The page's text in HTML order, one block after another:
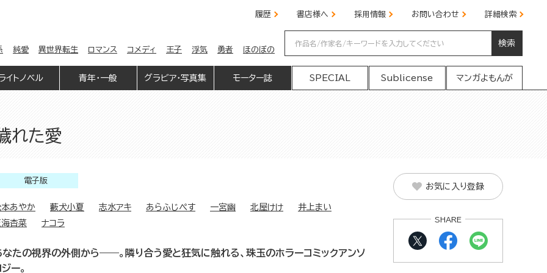
履歴 書店様へ 採用情報 お問い合わせ 詳細検索
純愛 異世界転生 ロマンス コメディ 王子 浮気 勇者 ほのぼの
検索
イトノベル 青年・一般 グラビア・写真集 モーター誌 SPECIAL Sublicense マンガよもんが
れた愛
電子版
あやか 藪犬小夏 志水アキ あらふじぺす 一宮幽 北屋けけ
井上まい
杏菜
ナコラ
なたの視界の外側から――。隣り合う愛と狂気に触れる、珠玉のホラーコミックアンソ
ー。
お気に入り登録
SHARE